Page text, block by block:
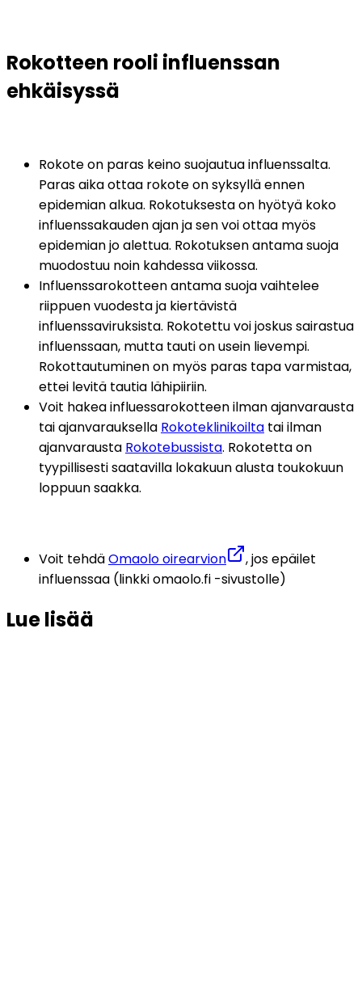
Rokotteen rooli influenssan
ehkäisyssä
Rokote on paras keino suojautua influenssalta.
Paras aika ottaa rokote on syksyllä ennen
epidemian alkua. Rokotuksesta on hyötyä koko
influenssakauden ajan ja sen voi ottaa myös
epidemian jo alettua. Rokotuksen antama suoja
muodostuu noin kahdessa viikossa.
Influenssarokotteen antama suoja vaihtelee
riippuen vuodesta ja kiertävistä
influenssaviruksista. Rokotettu voi joskus sairastua
influenssaan, mutta tauti on usein lievempi.
Rokottautuminen on myös paras tapa varmistaa,
ettei levitä tautia lähipiiriin.
Voit hakea influessarokotteen ilman ajanvarausta
tai ajanvarauksella Rokoteklinikoilta tai ilman
ajanvarausta Rokotebussista. Rokotetta on
tyypillisesti saatavilla lokakuun alusta toukokuun
loppuun saakka.
Voit tehdä Omaolo oirearvion
, jos epäilet
influenssaa (linkki omaolo.fi -sivustolle)
Lue lisää